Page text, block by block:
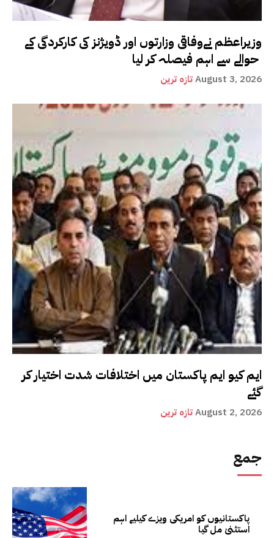
وزیراعظم نےوفاقی وزارتوں اور ڈویژنز کی کارکردگی کے
تازہ ترینAugust 3, 2026
ایم کیو ایم پاکستان میں اختلافات شدت اختیار کر
گئے
تازہ ترینAugust 2, 2026
جمع
پاکستانیوں کو امریکی ویزے کیلیے اہم
استثنیٰ مل گیا